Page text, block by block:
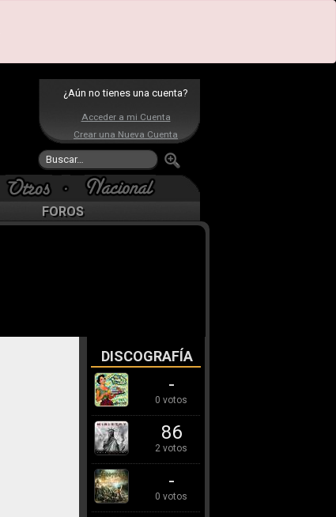
¿Aún no tienes una cuenta?
Acceder a mi Cuenta
Crear una Nueva Cuenta
FOROS
DISCOGRAFÍA
-
0 votos
86
2 votos
-
0 votos